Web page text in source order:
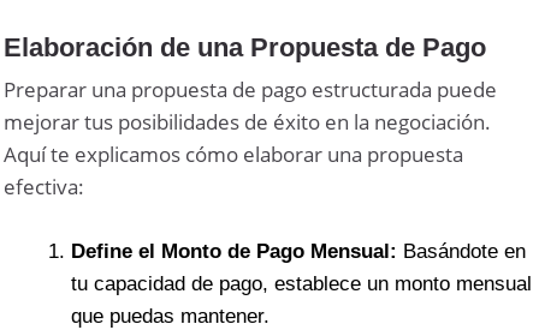
Elaboración de una Propuesta de Pago
Preparar una propuesta de pago estructurada puede
mejorar tus posibilidades de éxito en la negociación.
Aquí te explicamos cómo elaborar una propuesta
efectiva:
Define el Monto de Pago Mensual: Basándote en
tu capacidad de pago, establece un monto mensual
que puedas mantener.